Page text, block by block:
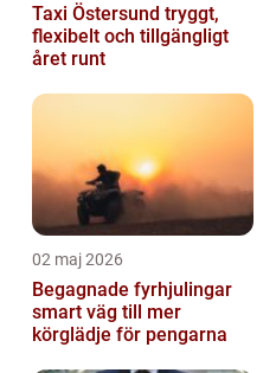
Taxi Östersund tryggt,
flexibelt och tillgängligt
året runt
02 maj 2026
Begagnade fyrhjulingar
smart väg till mer
körglädje för pengarna